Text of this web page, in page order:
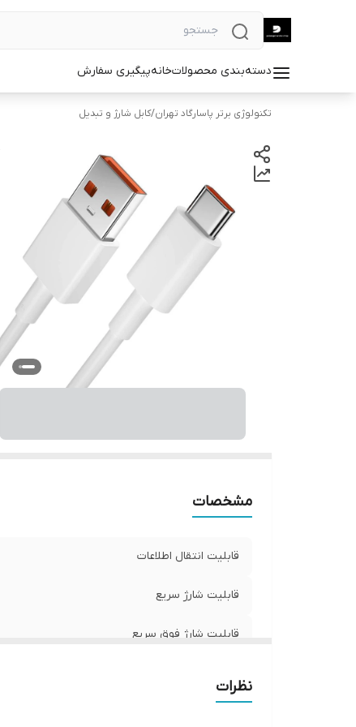
دسته‌بندی محصولاتخانهپیگیری سفارش
تکنولوژی برتر پاسارگاد تهران/کابل شارژ و تبدیل
مشخصات
قابلیت انتقال اطلاعات
قابلیت شارژ سریع
قابلیت شارژ فوق سریع
نظرات